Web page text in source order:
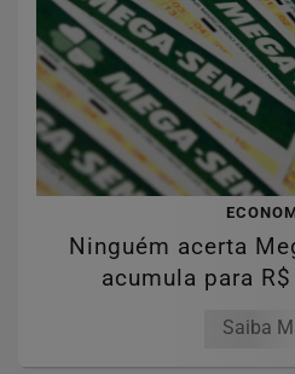
Ninguém acerta
acumula para
Saiba